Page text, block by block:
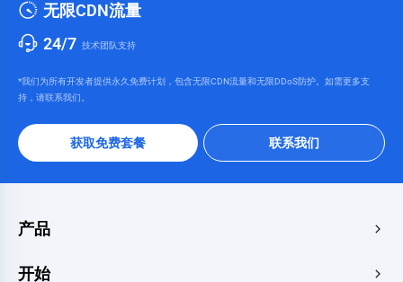
无限CDN流量
24/7 技术团队支持
*我们为所有开发者提供永久免费计划，包含无限CDN流量和无限DDoS防护。如需更多支
持，请联系我们。
获取免费套餐 联系我们
产品
边缘加速与安全
开始